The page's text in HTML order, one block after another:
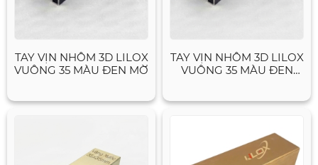
TAY VỊN NHÔM 3D LILOX
VUÔNG 35 MÀU ĐEN MỜ
TAY VỊN NHÔM 3D LILOX
VUÔNG 35 MÀU ĐEN